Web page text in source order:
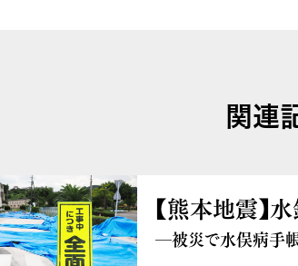
関連
【熊本地震】
―被災で水俣病手